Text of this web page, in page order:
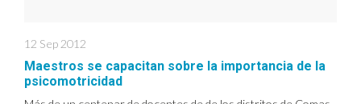
12 Sep 2012
Maestros se capacitan sobre la importancia de la
psicomotricidad